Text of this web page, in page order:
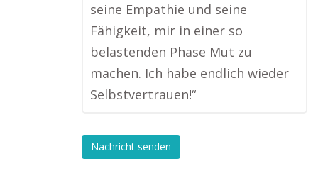
seine Empathie und seine
Fähigkeit, mir in einer so
belastenden Phase Mut zu
machen. Ich habe endlich wieder
Selbstvertrauen!“
Nachricht senden